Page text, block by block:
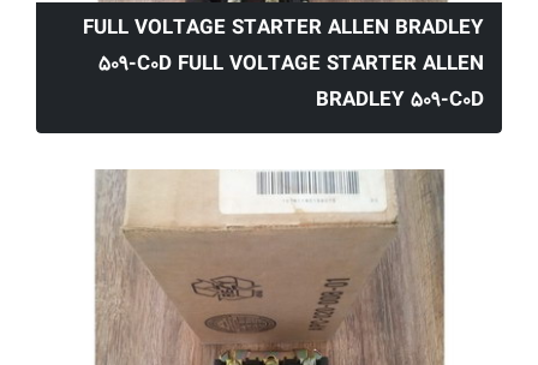
FULL VOLTAGE STARTER ALLEN BRADLEY
509-C0D FULL VOLTAGE STARTER ALLEN
BRADLEY 509-C0D